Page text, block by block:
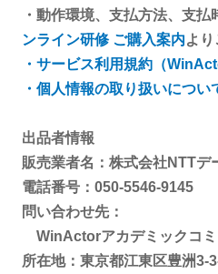
・動作環境、支払方法、支
ンライン研修 ご購入案内より
・サービス利用規約（
・個人情報の取り扱いについ
出品者情報
販売業者名：株式会社NTTデ
電話番号：050-5546-9145
問い合わせ先：
WinActorアカデミックコミ
所在地：東京都江東区豊洲3-